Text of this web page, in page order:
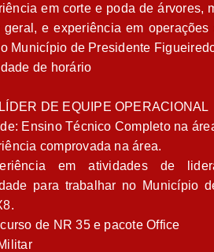
em corte e poda de árvores,
geral, e experiência em
Município de Presidente
de horário
DE EQUIPE OPERACIONAL
Ensino Técnico Completo na
comprovada na área.
em atividades de
para trabalhar no Município
de NR 35 e pacote Office